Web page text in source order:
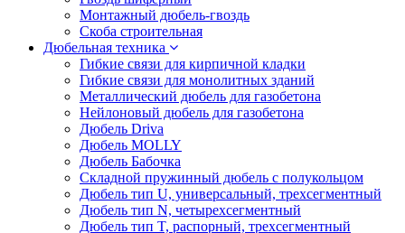
Монтажный дюбель-гвоздь
Скоба строительная
Дюбельная техника
Гибкие связи для кирпичной кладки
Гибкие связи для монолитных зданий
Металлический дюбель для газобетона
Нейлоновый дюбель для газобетона
Дюбель Driva
Дюбель MOLLY
Дюбель Бабочка
Складной пружинный дюбель с полукольцом
Дюбель тип U, универсальный, трехсегментный
Дюбель тип N, четырехсегментный
Дюбель тип T, распорный, трехсегментный